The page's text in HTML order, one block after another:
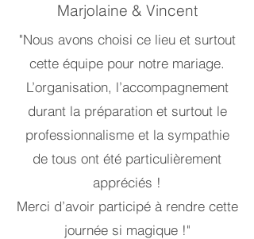
Marjolaine & Vincent
"Nous avons choisi ce lieu et surtout
cette équipe pour notre mariage.
L’organisation, l’accompagnement
durant la préparation et surtout le
professionnalisme et la sympathie
de tous ont été particulièrement
appréciés !
Merci d’avoir participé à rendre cette
journée si magique !"